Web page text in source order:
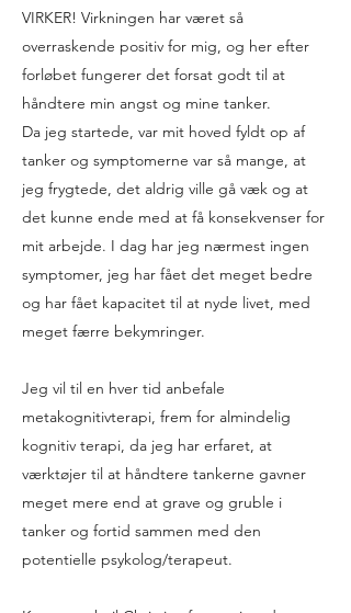
VIRKER! Virkningen har været så
overraskende positiv for mig, og her efter
forløbet fungerer det forsat godt til at
håndtere min angst og mine tanker.
Da jeg startede, var mit hoved fyldt op af
tanker og symptomerne var så mange, at
jeg frygtede, det aldrig ville gå væk og at
det kunne ende med at få konsekvenser for
mit arbejde. I dag har jeg nærmest ingen
symptomer, jeg har fået det meget bedre
og har fået kapacitet til at nyde livet, med
meget færre bekymringer.
Jeg vil til en hver tid anbefale
metakognitivterapi, frem for almindelig
kognitiv terapi, da jeg har erfaret, at
værktøjer til at håndtere tankerne gavner
meget mere end at grave og gruble i
tanker og fortid sammen med den
potentielle psykolog/terapeut.